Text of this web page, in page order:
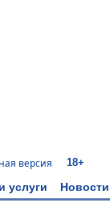
версия 18+
услуги Новости